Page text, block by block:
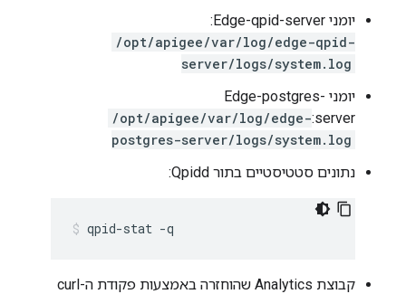
יומני Edge-qpid-server:
/opt/apigee/var/log/edge-qpid-
server/logs/system.log
יומני Edge-postgres-
server:
/opt/apigee/var/log/edge-
postgres-server/logs/system.log
נתונים סטטיסטיים בתור Qpidd:
qpid-stat -q
קבוצת Analytics שהוחזרה באמצעות פקודת ה-curl